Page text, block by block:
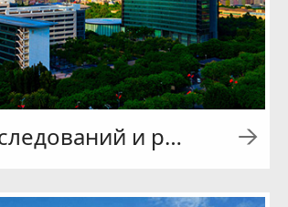
Центр исследований и разработок Huawei